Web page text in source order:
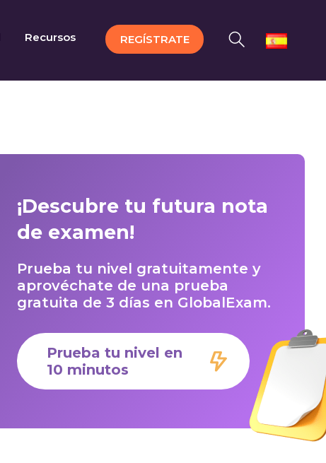
Recursos REGÍSTRATE
¡Descubre tu futura nota
de examen!
Prueba tu nivel gratuitamente y
aprovéchate de una prueba
gratuita de 3 días en GlobalExam.
Prueba tu nivel en
10 minutos